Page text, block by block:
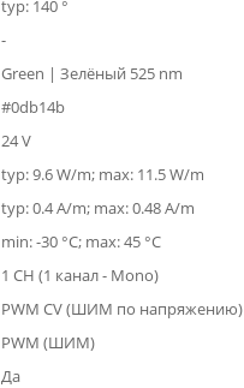
typ: 140 °
-
Green | Зелёный 525 nm
#0db14b
24 V
typ: 9.6 W/m; max: 11.5 W/m
typ: 0.4 A/m; max: 0.48 A/m
min: -30 °C; max: 45 °C
1 CH (1 канал - Mono)
PWM СV (ШИМ по напряжению)
PWM (ШИМ)
Да